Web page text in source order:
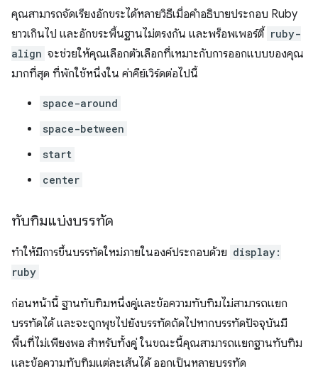
คุณสามารถจัดเรียงอักขระได้หลายวิธีเมื่อคำอธิบายประกอบ Ruby
ยาวเกินไป และอักขระพื้นฐานไม่ตรงกัน และพร็อพเพอร์ตี้ ruby-
align จะช่วยให้คุณเลือกตัวเลือกที่เหมาะกับการออกแบบของคุณ
มากที่สุด ที่พักใช้หนึ่งใน ค่าคีย์เวิร์ดต่อไปนี้
space-around
space-between
start
center
ทับทิมแบ่งบรรทัด
ทำให้มีการขึ้นบรรทัดใหม่ภายในองค์ประกอบด้วย display:
ruby
ก่อนหน้านี้ ฐานทับทิมหนึ่งคู่และข้อความทับทิมไม่สามารถแยก
บรรทัดได้ และจะถูกพุชไปยังบรรทัดถัดไปหากบรรทัดปัจจุบันมี
พื้นที่ไม่เพียงพอ สำหรับทั้งคู่ ในขณะนี้คุณสามารถแยกฐานทับทิม
และข้อความทับทิมแต่ละเส้นได้ ออกเป็นหลายบรรทัด